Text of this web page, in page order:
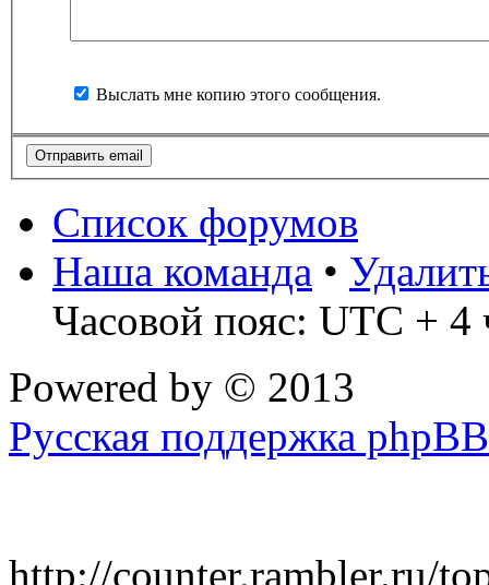
Выслать мне копию этого сообщения.
Список форумов
Наша команда •
Часовой пояс: UTC + 4
Powered by © 2013
Русская поддержка phpBB
http://counter.rambler.ru/